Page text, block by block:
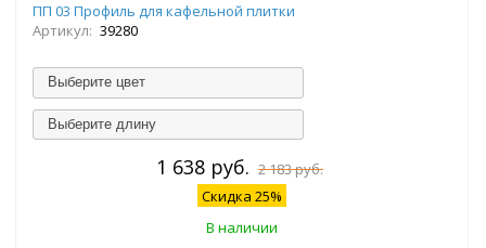
ПП 03 Профиль для кафельной плитки
Артикул: 39280
Выберите цвет
Выберите длину
1 638 руб. 2 183 руб.
Скидка 25%
В наличии